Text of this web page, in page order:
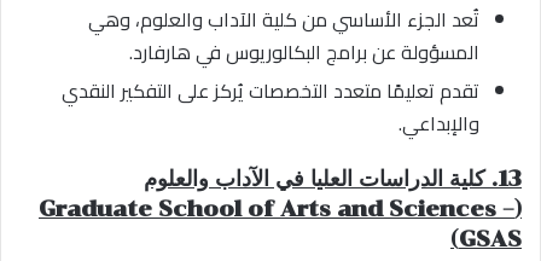
تُعد الجزء الأساسي من كلية الآداب والعلوم، وهي
المسؤولة عن برامج البكالوريوس في هارفارد.
تقدم تعليمًا متعدد التخصصات يُركز على التفكير النقدي
والإبداعي.
13. كلية الدراسات العليا في الآداب والعلوم
(Graduate School of Arts and Sciences –
GSAS)